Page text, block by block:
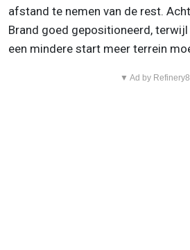
afstand te nemen van de rest.
Brand goed gepositioneerd,
een mindere start meer terrein
▼ Ad by